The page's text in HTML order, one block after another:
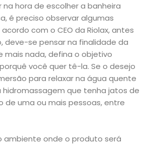
na hora de escolher a banheira
é preciso observar algumas
com o CEO da Riolax, antes
deve-se pensar na finalidade da
mais nada, defina o objetivo
você quer tê-la. Se o desejo
para relaxar na água quente
hidromassagem que tenha jatos de
de uma ou mais pessoas, entre
ambiente onde o produto será